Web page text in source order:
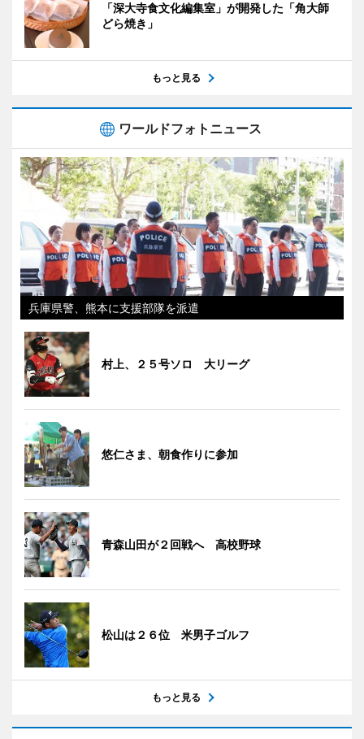
「深大寺食文化編集室」が開発した「角大師
どら焼き」
もっと見る
ワールドフォトニュース
兵庫県警、熊本に支援部隊を派遣
村上、２５号ソロ 大リーグ
悠仁さま、朝食作りに参加
青森山田が２回戦へ 高校野球
松山は２６位 米男子ゴルフ
もっと見る